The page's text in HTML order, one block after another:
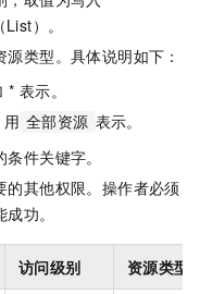
）。
类型。具体说明如下：
表示。
全部资源 表示。
件关键字。
的其他权限。操作者必须
功。
访问级别 资源类型